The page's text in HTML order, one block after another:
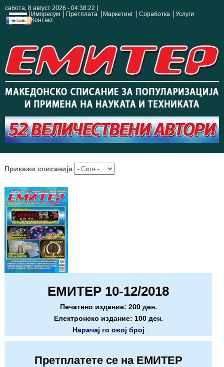
сабота, 8 август 2026 - 04:38:23
Импресум
Претплата Маркетинг Соработка
Услуги
Контакт
Прикажи списанија
ЕМИТЕР 10-12/2018
Печатено издание: 200 ден.
Електронско издание: 100 ден.
Нарачај го овој број
Претплатете се на ЕМИТЕР